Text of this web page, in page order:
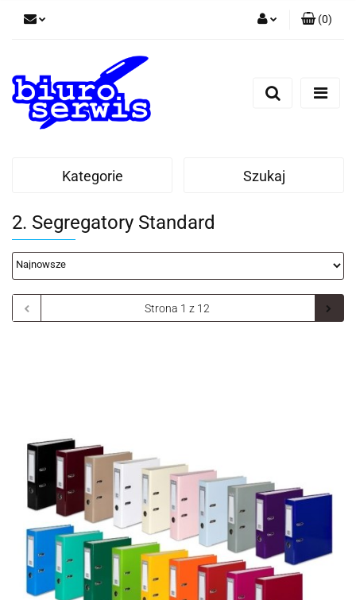
Zarejestruj się
(0)
Kategorie Szukaj
2. Segregatory Standard